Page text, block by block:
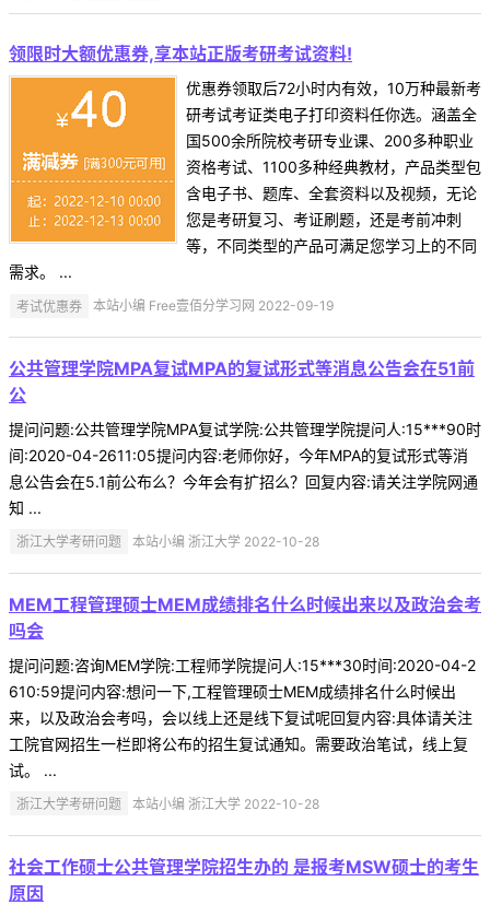
领限时大额优惠券,享本站正版考研考试资料!
优惠券领取后72小时内有效，10万种最新考
研考试考证类电子打印资料任你选。涵盖全
国500余所院校考研专业课、200多种职业
资格考试、1100多种经典教材，产品类型包
含电子书、题库、全套资料以及视频，无论
您是考研复习、考证刷题，还是考前冲刺
等，不同类型的产品可满足您学习上的不同
需求。 ...
考试优惠券 本站小编 Free壹佰分学习网 2022-09-19
公共管理学院MPA复试MPA的复试形式等消息公告会在51前
公
提问问题:公共管理学院MPA复试学院:公共管理学院提问人:15***90时
间:2020-04-2611:05提问内容:老师你好，今年MPA的复试形式等消
息公告会在5.1前公布么？今年会有扩招么？回复内容:请关注学院网通
知 ...
浙江大学考研问题 本站小编 浙江大学 2022-10-28
MEM工程管理硕士MEM成绩排名什么时候出来以及政治会考
吗会
提问问题:咨询MEM学院:工程师学院提问人:15***30时间:2020-04-2
610:59提问内容:想问一下,工程管理硕士MEM成绩排名什么时候出
来，以及政治会考吗，会以线上还是线下复试呢回复内容:具体请关注
工院官网招生一栏即将公布的招生复试通知。需要政治笔试，线上复
试。 ...
浙江大学考研问题 本站小编 浙江大学 2022-10-28
社会工作硕士公共管理学院招生办的 是报考MSW硕士的考生
原因